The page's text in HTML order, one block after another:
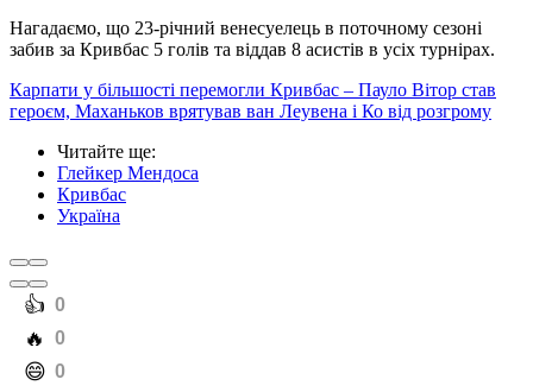
Нагадаємо, що 23-річний венесуелець в поточному сезоні
забив за Кривбас 5 голів та віддав 8 асистів в усіх турнірах.
Карпати у більшості перемогли Кривбас – Пауло Вітор став
героєм, Маханьков врятував ван Леувена і Ко від розгрому
Читайте ще:
Глейкер Мендоса
Кривбас
Україна
️👍 0
️🔥 0
️😄 0